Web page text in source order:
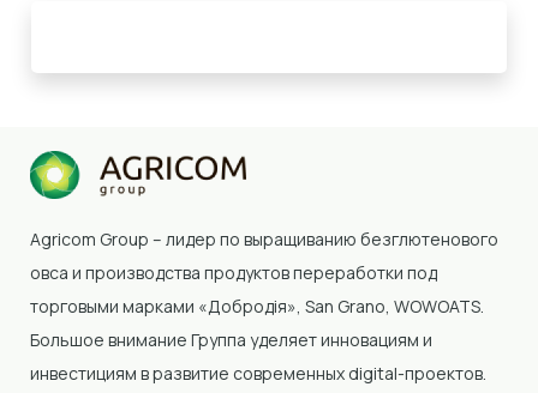
Agricom Group – лидер по выращиванию безглютенового
овса и производства продуктов переработки под
торговыми марками «Добродія» , San Grano, WOWOATS
Большое внимание Группа уделяет инновациям и
инвестициям в развитие современных digital-проектов.